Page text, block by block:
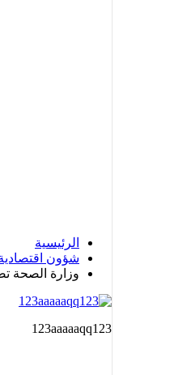
الرئيسية
شؤون
وزارة الصحة
123aaaaaqq123